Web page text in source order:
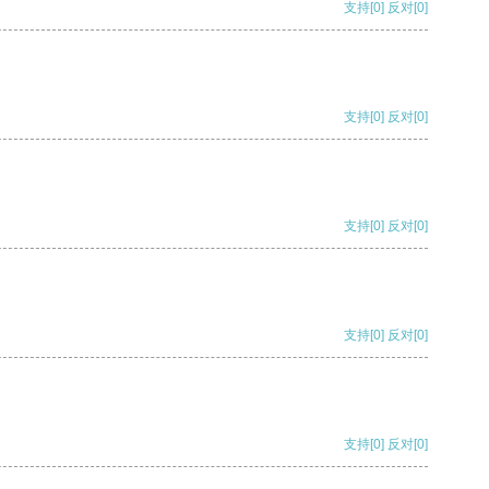
支持[0] 反对[0]
支持[0] 反对[0]
支持[0] 反对[0]
支持[0] 反对[0]
支持[0] 反对[0]